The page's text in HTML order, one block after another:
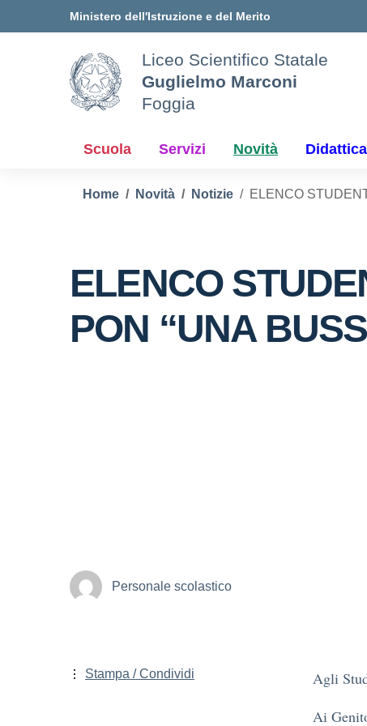
Ministero dell'Istruzione e del Merito
Liceo Scientifico Statale
Guglielmo Marconi
Foggia
Scuola Servizi Novità Didattica
Home Novità Notizie ELENCO
ELENCO
PON “UNA
Personale scolastico
Agli
Ai
Stampa / Condividi